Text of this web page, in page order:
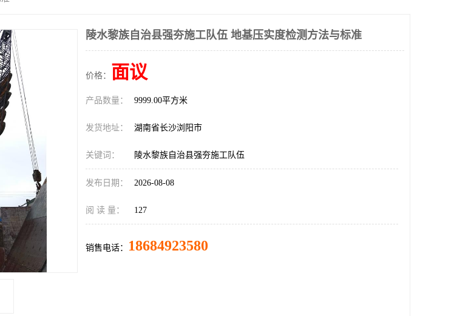
陵水黎族自治县强夯施工队伍 地基压实度检测方法与标准
价格： 面议
产品数量： 9999.00平方米
发货地址： 湖南省长沙浏阳市
关键词： 陵水黎族自治县强夯施工队伍
发布日期： 2026-08-08
阅 读 量： 127
销售电话： 18684923580